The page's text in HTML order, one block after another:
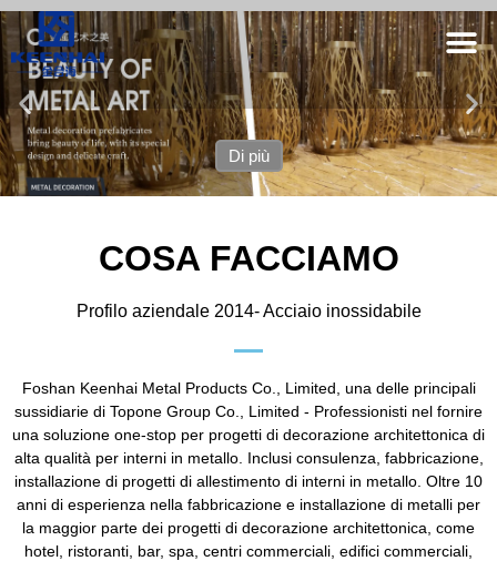
Di più
COSA FACCIAMO
Profilo aziendale 2014- Acciaio inossidabile
Foshan Keenhai Metal Products Co., Limited, una delle principali
sussidiarie di Topone Group Co., Limited - Professionisti nel fornire
una soluzione one-stop per progetti di decorazione architettonica di
alta qualità per interni in metallo. Inclusi consulenza, fabbricazione,
installazione di progetti di allestimento di interni in metallo. Oltre 10
anni di esperienza nella fabbricazione e installazione di metalli per
la maggior parte dei progetti di decorazione architettonica, come
hotel, ristoranti, bar, spa, centri commerciali, edifici commerciali,